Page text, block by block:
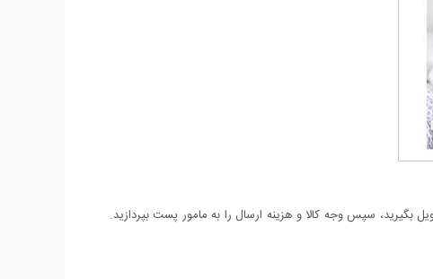
سپس وجه کالا و هزینه ارسال را به مامور پست بپردازید.